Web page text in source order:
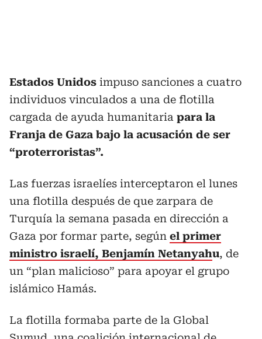
Estados Unidos impuso sanciones a cuatro
individuos vinculados a una de flotilla
cargada de ayuda humanitaria para la
Franja de Gaza bajo la acusación de ser
“proterroristas”.
Las fuerzas israelíes interceptaron el lunes
una flotilla después de que zarpara de
Turquía la semana pasada en dirección a
Gaza por formar parte, según el primer
ministro israelí, Benjamín Netanyahu, de
un “plan malicioso” para apoyar el grupo
islámico Hamás.
La flotilla formaba parte de la Global